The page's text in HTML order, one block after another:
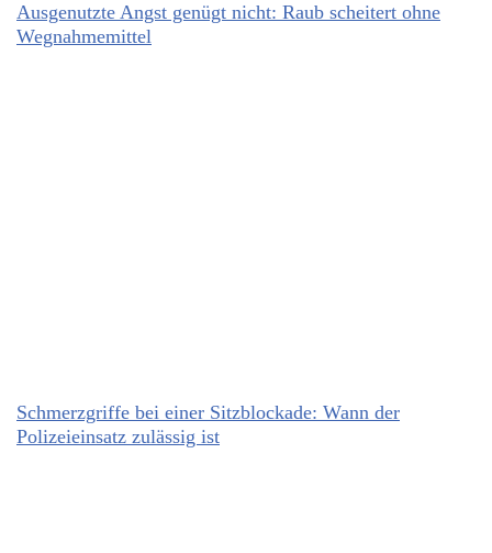
Ausgenutzte Angst genügt nicht: Raub scheitert ohne
Wegnahmemittel
Schmerzgriffe bei einer Sitzblockade: Wann der
Polizeieinsatz zulässig ist